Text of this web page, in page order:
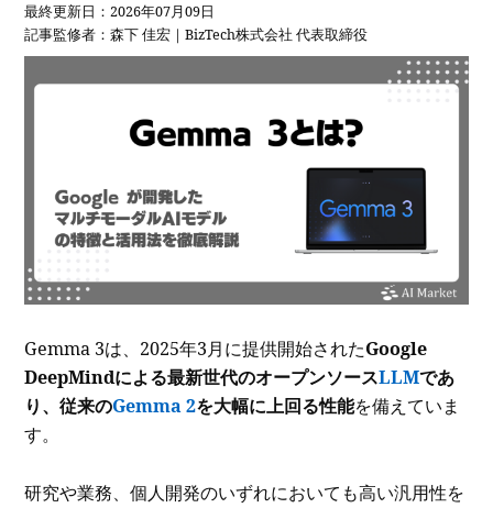
最終更新日：2026年07月09日
記事監修者：森下 佳宏｜BizTech株式会社 代表取締役
Gemma 3は、2025年3月に提供開始されたGoogle
DeepMindによる最新世代のオープンソースLLMであ
り、従来のGemma 2を大幅に上回る性能を備えていま
す。
研究や業務、個人開発のいずれにおいても高い汎用性を